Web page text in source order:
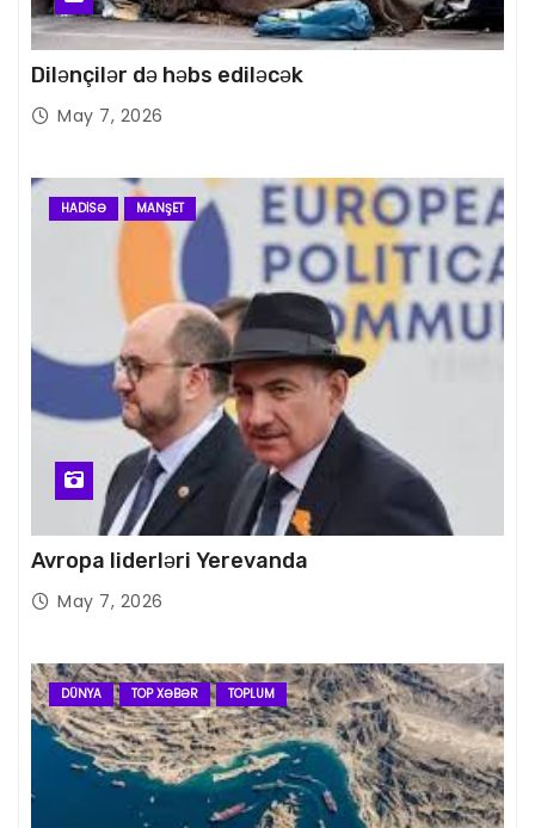
Dilənçilər də həbs ediləcək
May 7, 2026
HADISƏ MANŞET
Avropa liderləri Yerevanda
May 7, 2026
DÜNYA TOP XƏBƏR TOPLUM